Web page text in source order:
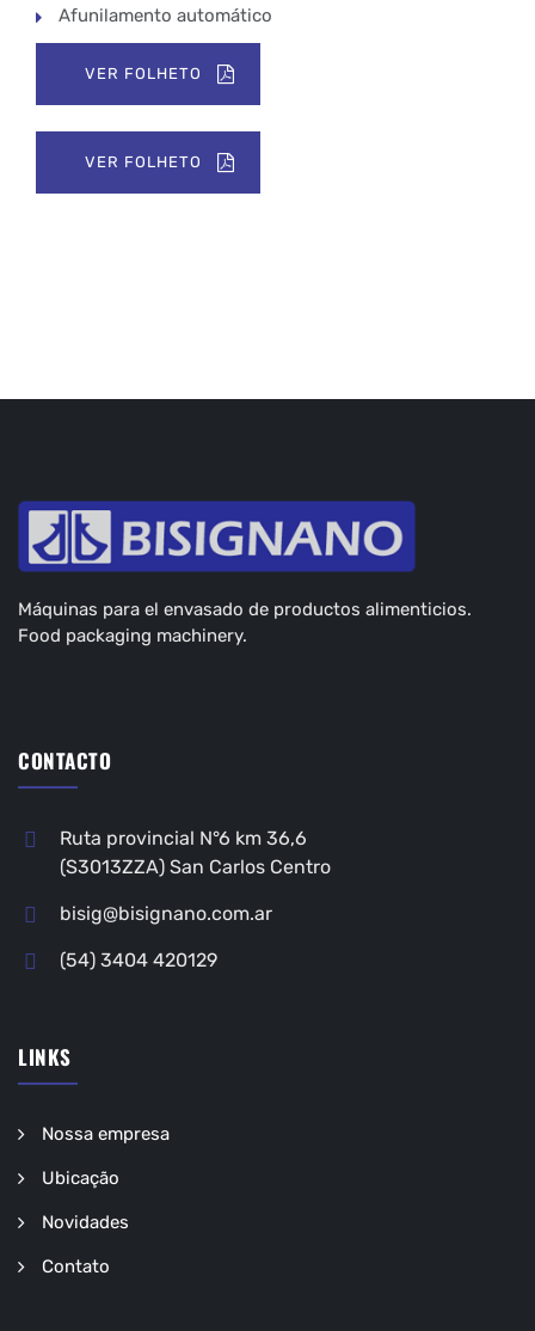
Afunilamento automático
VER FOLHETO
VER FOLHETO
Máquinas para el envasado de productos alimenticios.
Food packaging machinery.
CONTACTO
Ruta provincial N°6 km 36,6
(S3013ZZA) San Carlos Centro
bisig@bisignano.com.ar
(54) 3404 420129
LINKS
Nossa empresa
Ubicação
Novidades
Contato